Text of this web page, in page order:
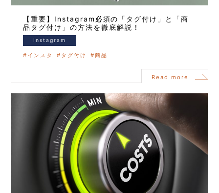
【重要】Instagram必須の「タグ付け」と「商
品タグ付け」の方法を徹底解説！
Instagram
インスタ タグ付け 商品
Read more